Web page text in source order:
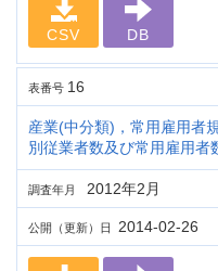
CSV DB
表番号 16
産業(中分類)，常用雇用者
別従業者数及び常用雇用
調査年月 2012年2月
公開（更新）日 2014-02-26